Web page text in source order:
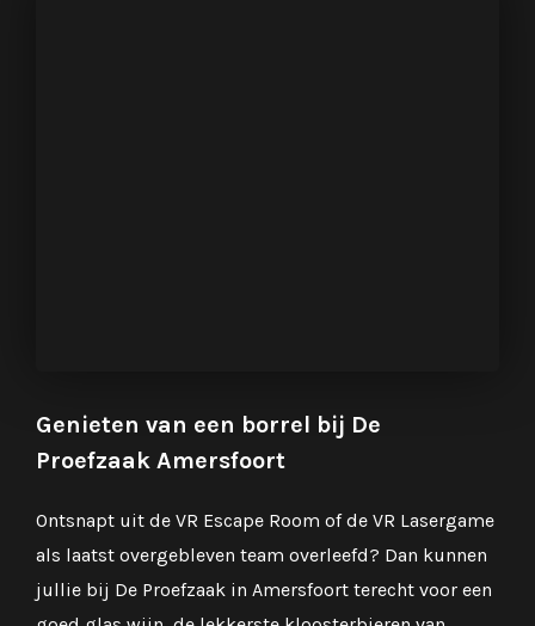
Genieten van een borrel bij De
Proefzaak Amersfoort
Ontsnapt uit de VR Escape Room of de VR Lasergame
als laatst overgebleven team overleefd? Dan kunnen
jullie bij De Proefzaak in Amersfoort terecht voor een